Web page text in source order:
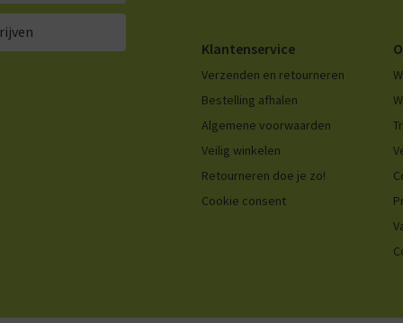
Klantenservice
Verzenden en retourneren
Bestelling afhalen
Algemene voorwaarden
Veilig winkelen
Retourneren doe je zo!
Cookie consent